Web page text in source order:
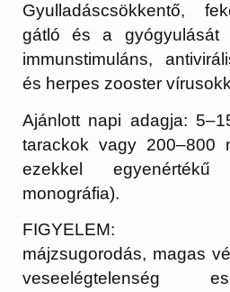
Gyulladáscsökkentő,
gátló és a gyógyulását
immunstimuláns,
és herpes zooster
Ajánlott napi adagja:
tarackok vagy 200–800
ezekkel
monográfia).
FIGYELEM:
májzsugorodás, magas
veseelégtelenség